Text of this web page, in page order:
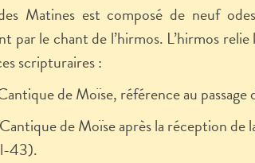
Matines est composé de neuf
par le chant de l’hirmos. L’hirmos
scripturaires :
de Moïse, référence au
de Moïse après la réception de
43).